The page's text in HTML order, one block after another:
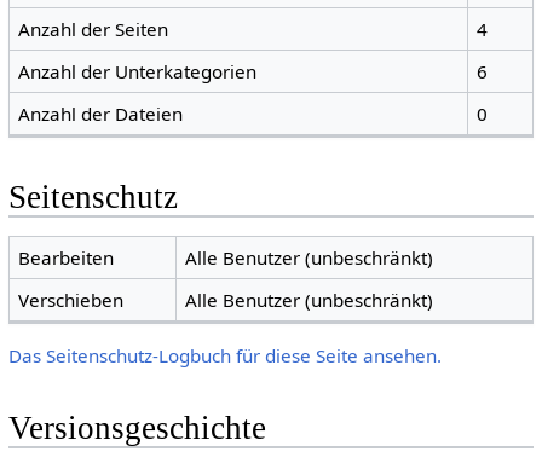
Anzahl der Seiten
4
Anzahl der Unterkategorien
6
Anzahl der Dateien
0
Seitenschutz
Bearbeiten
Alle Benutzer (unbeschränkt)
Verschieben
Alle Benutzer (unbeschränkt)
Das Seitenschutz-Logbuch für diese Seite ansehen.
Versionsgeschichte